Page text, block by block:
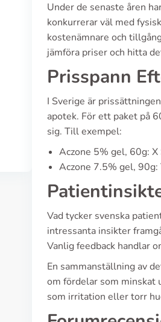
Under de senaste åren
konkurrerar väl med
kostenämnare och
jämföra priser och hitta
Prisspann
I Sverige är
apotek. För ett paket på
sig. Till exempel:
Aczone 5% gel, 60g: X
Aczone 7.5% gel, 90g:
Vad tycker svenska
intressanta insikter
Vanlig feedback handlar
En sammanställning av
om fördelar som minskat
som irritation eller torr